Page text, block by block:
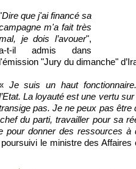
Dire que j'ai financé sa
m'a fait très
je dois l’avouer",
t-il admis dans
l'émission "Jury du dimanche"
Je suis un haut
La loyauté est une vertu
pas. Je ne peux pas être
du parti, travailler pour sa
donner des ressources à
le ministre des Affaires